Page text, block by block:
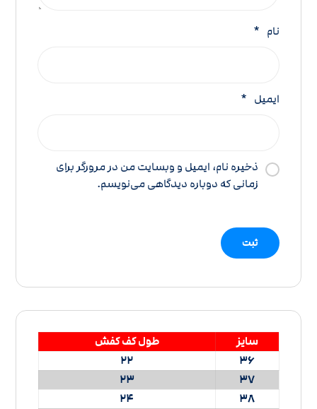
نام *
ایمیل *
ذخیره نام، ایمیل و وبسایت من در مرورگر برای
زمانی که دوباره دیدگاهی می‌نویسم.
سایز
طول کف کفش
36
22
37
23
38
24